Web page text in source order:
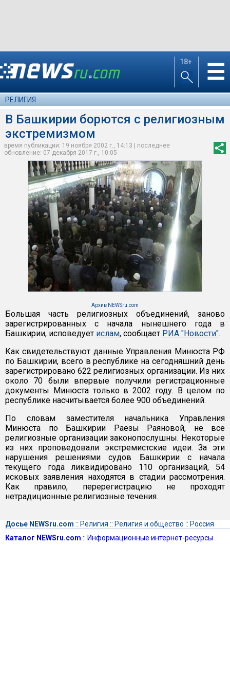
18+ ☰
РЕЛИГИЯ
В Башкирии борются с религиозным
экстремизмом
время публикации: 19 ноября 2002 г., 14:13 | последнее
обновление: 07 декабря 2017 г., 10:05
Архив NEWSru.com
Большая часть религиозных объединений, заново
зарегистрированных с начала нынешнего года в
Башкирии, исповедует ислам, сообщает РИА "Новости".
Как свидетельствуют данные Управления Минюста РФ
по Башкирии, всего в республике на сегодняшний день
зарегистрировано 622 религиозных организации. Из них
около 70 были впервые получили регистрационные
документы Минюста только в 2002 году. В целом по
республике насчитывается более 900 объединений.
По словам заместителя начальника Управления
Минюста по Башкирии Раезы Раяновой, не все
религиозные организации законопослушны. Некоторые
из них проповедовали экстремистские идеи. За эти
нарушения решениями судов Башкирии с начала
текущего года ликвидировано 110 организаций, 54
исковых заявления находятся в стадии рассмотрения.
Как правило, перерегистрацию не проходят
нетрадиционные религиозные течения.
Досье NEWSru.com :: Религия :: Религия и общество :: Россия
Каталог NEWSru.com :: Информационные интернет-ресурсы